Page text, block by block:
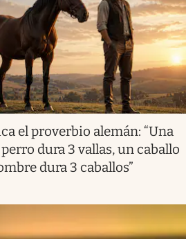
el proverbio alemán: “Una
dura 3 vallas, un caballo
dura 3 caballos”